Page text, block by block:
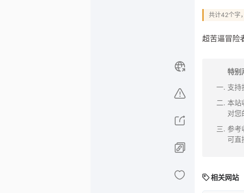
共计42个字
超苦逼冒险
特别
支持
本站
对您
参考
可直
相关网站